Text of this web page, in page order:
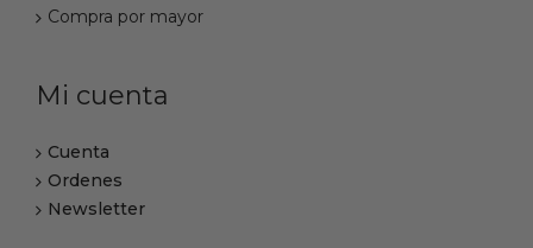
Compra por mayor
Mi cuenta
Cuenta
Ordenes
Newsletter